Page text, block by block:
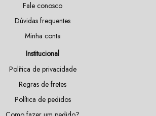
Fale conosco
Dúvidas frequentes
Minha conta
Institucional
Política de privacidade
Regras de fretes
Política de pedidos